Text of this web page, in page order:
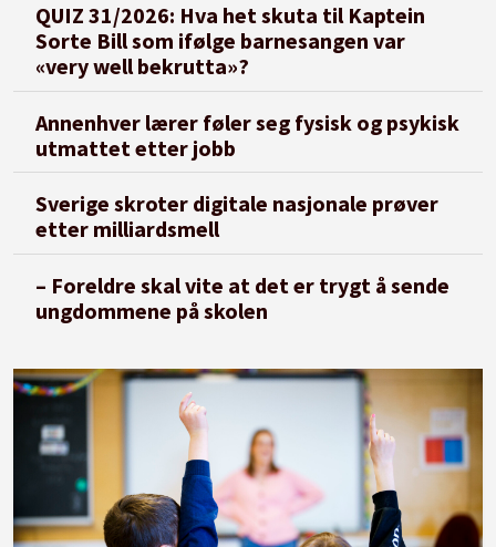
QUIZ 31/2026: Hva het skuta til Kaptein
Sorte Bill som ifølge barnesangen var
«very well bekrutta»?
Annenhver lærer føler seg fysisk og psykisk
utmattet etter jobb
Sverige skroter digitale nasjonale prøver
etter milliardsmell
– Foreldre skal vite at det er trygt å sende
ungdommene på skolen